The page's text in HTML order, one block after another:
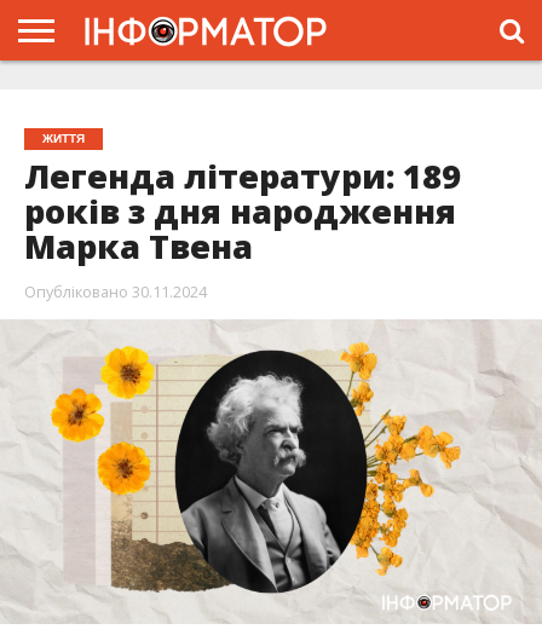
ЖИТТЯ
Легенда літератури: 189
років з дня народження
Марка Твена
Опубліковано 30.11.2024